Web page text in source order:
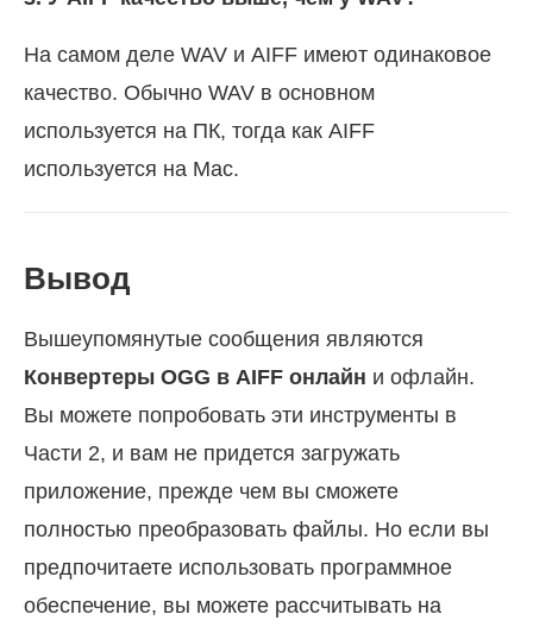
На самом деле WAV и AIFF имеют одинаковое
качество. Обычно WAV в основном
используется на ПК, тогда как AIFF
используется на Mac.
Вывод
Вышеупомянутые сообщения являются
Конвертеры OGG в AIFF онлайн и офлайн.
Вы можете попробовать эти инструменты в
Части 2, и вам не придется загружать
приложение, прежде чем вы сможете
полностью преобразовать файлы. Но если вы
предпочитаете использовать программное
обеспечение, вы можете рассчитывать на